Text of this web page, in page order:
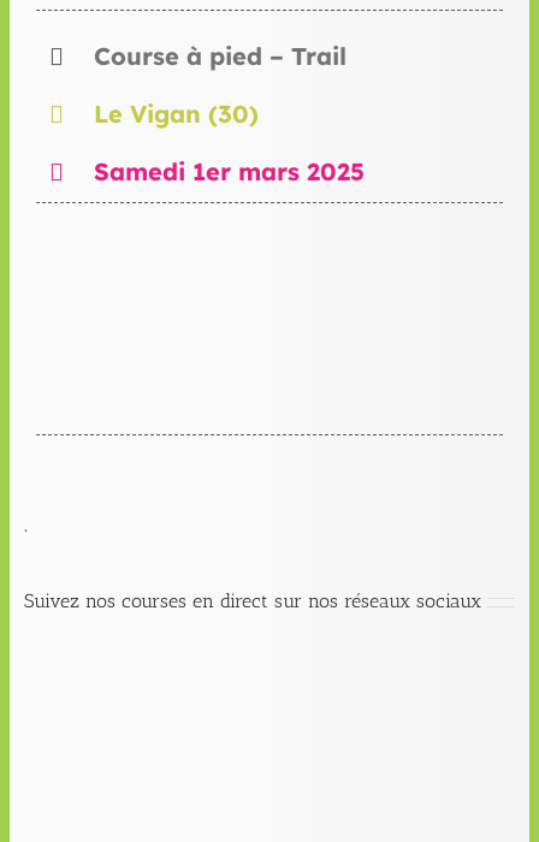
Course à pied – Trail
Le Vigan (30)
Samedi 1er mars 2025
.
Suivez nos courses en direct sur nos réseaux sociaux